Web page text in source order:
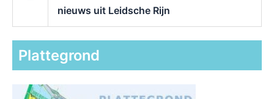
nieuws uit Leidsche Rijn
Plattegrond